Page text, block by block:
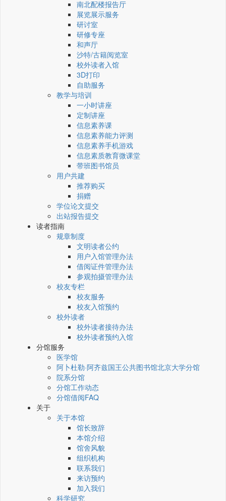
南北配楼报告厅
展览展示服务
研讨室
研修专座
和声厅
沙特/古籍阅览室
校外读者入馆
3D打印
自助服务
教学与培训
一小时讲座
定制讲座
信息素养课
信息素养能力评测
信息素养手机游戏
信息素质教育微课堂
带班图书馆员
用户共建
推荐购买
捐赠
学位论文提交
出站报告提交
读者指南
规章制度
文明读者公约
用户入馆管理办法
借阅证件管理办法
参观拍摄管理办法
校友专栏
校友服务
校友入馆预约
校外读者
校外读者接待办法
校外读者预约入馆
分馆服务
医学馆
阿卜杜勒·阿齐兹国王公共图书馆北京大学分馆
院系分馆
分馆工作动态
分馆借阅FAQ
关于
关于本馆
馆长致辞
本馆介绍
馆舍风貌
组织机构
联系我们
来访预约
加入我们
科学研究